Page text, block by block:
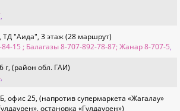
,
ТД "Аида", 3 этаж (28 маршрут)
15 ; Балагазы 8-707-892-78-87; Жанар 8-707-5,
г, (район обл. ГАИ)
,
офис 25, (напротив супермаркета «Жагалау»
остановка «Гулдаурен»)